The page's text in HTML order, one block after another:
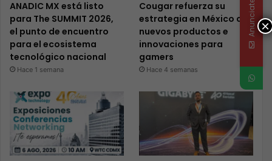
ANADIC MX está listo
para The SUMMIT 2026,
el punto de encuentro
para el ecosistema
tecnológico nacional
Hace 1 semana
Cougar refuerza su
estrategia en México con
nuevos productos e
innovaciones para
gamers
Hace 4 semanas
×
Anunciate